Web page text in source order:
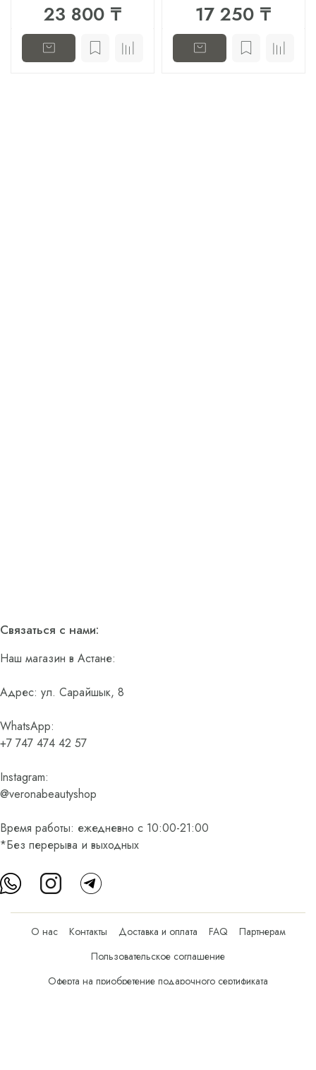
23 800 ₸ 17 250 ₸
Связаться с нами:
Наш магазин в Астане:
Адрес: ул. Сарайшык, 8
WhatsApp:
+7 747 474 42 57
Instagram:
@veronabeautyshop
Время работы: ежедневно с 10:00-21:00
*Без перерыва и выходных
О нас Контакты Доставка и оплата FAQ
Партнерам
Пользовательское соглашение
Оферта на приобретение подарочного сертификата